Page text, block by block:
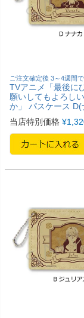
ご注文確定後 3～4週間
TVアニメ「最後に
願いしてもよろし
か」 パスケース D(
当店特別価格 ¥